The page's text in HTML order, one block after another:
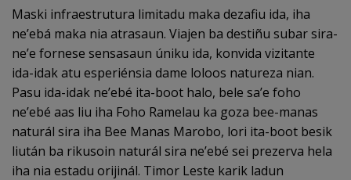
Maski infraestrutura limitadu maka dezafiu ida, iha
ne’ebá maka nia atrasaun. Viajen ba destiñu subar sira-
ne’e fornese sensasaun úniku ida, konvida vizitante
ida-idak atu esperiénsia dame loloos natureza nian.
Pasu ida-idak ne’ebé ita-boot halo, bele sa’e foho
ne’ebé aas liu iha Foho Ramelau ka goza bee-manas
naturál sira iha Bee Manas Marobo, lori ita-boot besik
liután ba rikusoin naturál sira ne’ebé sei prezerva hela
iha nia estadu orijinál. Timor Leste karik ladun